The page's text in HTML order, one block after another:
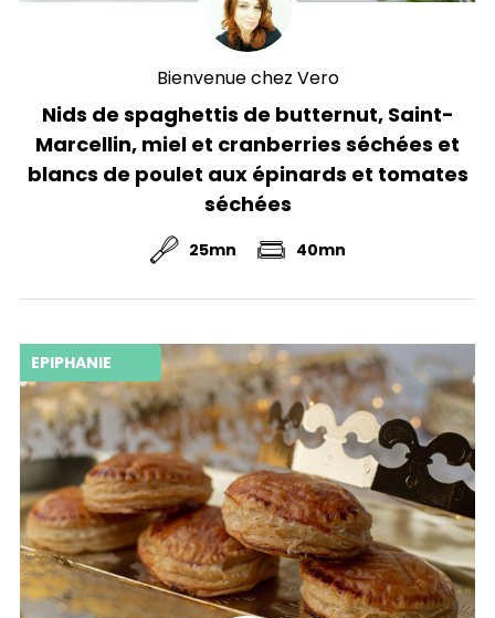
Bienvenue chez Vero
Nids de spaghettis de butternut, Saint-
Marcellin, miel et cranberries séchées et
blancs de poulet aux épinards et tomates
séchées
25mn 40mn
EPIPHANIE